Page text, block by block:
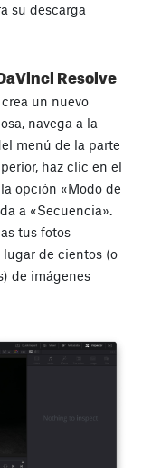
su descarga
Resolve
un nuevo
navega a la
menú de la parte
haz clic en el
opción «Modo de
a «Secuencia».
tus fotos
de cientos (o
de imágenes